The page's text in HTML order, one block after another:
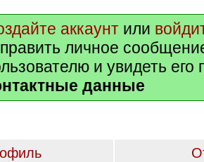
аккаунт или
личное
и увидеть его
данные